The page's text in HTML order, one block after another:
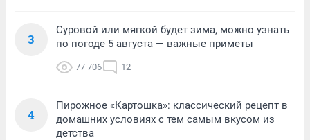
3
Суровой или мягкой будет зима, можно узнать
по погоде 5 августа — важные приметы
77 706 12
4
Пирожное «Картошка»: классический рецепт в
домашних условиях с тем самым вкусом из
детства